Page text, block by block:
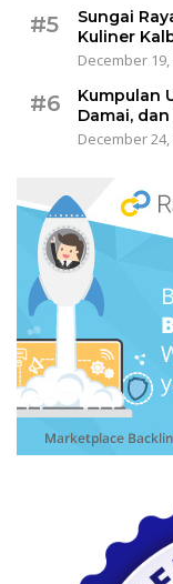
#5
Sungai
Kuliner
December 19,
#6
Kumpulan
Damai,
December 24,